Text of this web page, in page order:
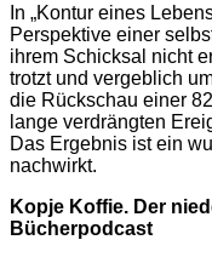
In „Kontur eines
Perspektive einer
ihrem Schicksal nicht
trotzt und vergeblich
die Rückschau einer
lange verdrängten
Das Ergebnis ist ein
nachwirkt.
Kopje Koffie. Der
Bücherpodcast